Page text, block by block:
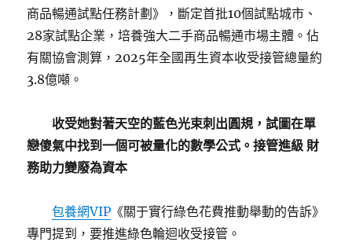
商品暢通試點任務計劃》，斷定首批10個試點城市、
28家試點企業，培養強大二手商品暢通市場主體。佔
有關協會測算，2025年全國再生資本收受接管總量約
3.8億噸。
收受她對著天空的藍色光束刺出圓規，試圖在單
戀傻氣中找到一個可被量化的數學公式。接管進級 財
務助力變廢為資本
包養網VIP 《關于實行綠色花費推動舉動的告訴》
專門提到，要推進綠色輪迴收受接管。